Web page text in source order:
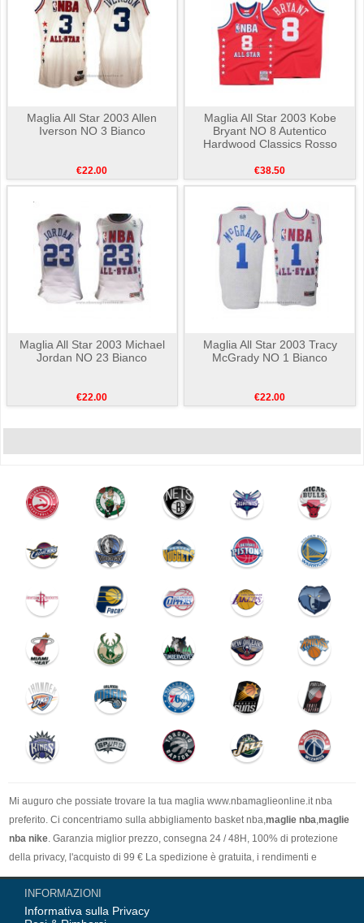
Maglia All Star 2003 Allen
Iverson NO 3 Bianco
€22.00
Maglia All Star 2003 Kobe
Bryant NO 8 Autentico
Hardwood Classics Rosso
€38.50
Maglia All Star 2003 Michael
Jordan NO 23 Bianco
€22.00
Maglia All Star 2003 Tracy
McGrady NO 1 Bianco
€22.00
Mi auguro che possiate trovare la tua maglia www.nbamaglieonline.it nba
preferito. Ci concentriamo sulla abbigliamento basket nba, maglie nba maglie
nba nike . Garanzia miglior prezzo, consegna 24 / 48H, 100% di protezione
della privacy, l'acquisto di 99 € La spedizione è gratuita, i rendimenti e
l'assistenza di rimborso, non esitate non comprare.Conveniente, servizio
cortese, accoglie favorevolmente il vostro ordine.
INFORMAZIONI
Informativa sulla Privacy